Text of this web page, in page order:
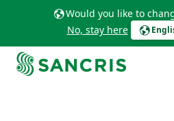
Would you like to
No, stay here